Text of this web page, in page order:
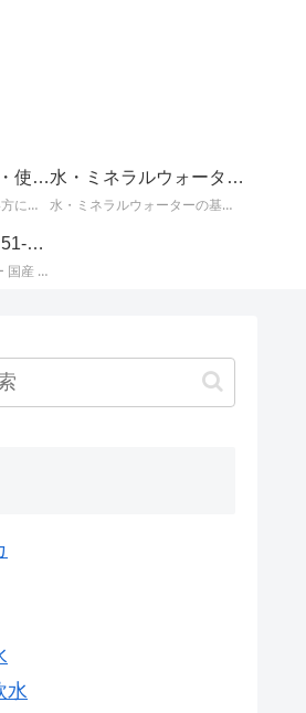
水の上手な飲み方・使い方
水の上手な飲み方や使い方についての情報。
水・ミネラルウォーターの基礎知識
水・ミネラルウォーターの基本的な知識。水とミネラルウォーターに関するさまざまな事柄。
国産の軟水（硬度 51-100mg/L）
軟水 ミネラルウォーター 国産 （ 硬度 51 ～ 100 ）に関する情報です。日本のミネラルウォーターはほとんどが軟水ですが、その中でも硬度が 51 ～ 100mg/L までの 軟水 を紹介します。
水